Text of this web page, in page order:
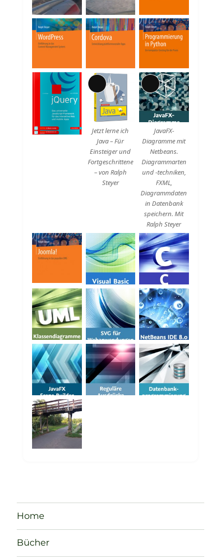
Lange
Beschreibung
Jetzt lerne ich
Java – Für
Einsteiger und
Fortgeschrittene
– von Ralph
Steyer
Lange
Beschreibung
JavaFX-
Diagramme mit
Netbeans.
Diagrammarten
und -techniken,
FXML,
Diagrammdaten
in Datenbank
speichern. Mit
Ralph Steyer
Home
Bücher